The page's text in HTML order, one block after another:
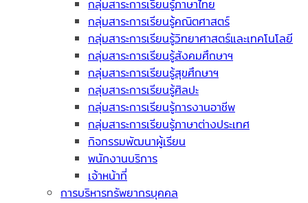
กลุ่มสาระการเรียนรู้ภาษาไทย
กลุ่มสาระการเรียนรู้คณิตศาสตร์
กลุ่มสาระการเรียนรู้วิทยาศาสตร์และเทคโนโลยี
กลุ่มสาระการเรียนรู้สังคมศึกษาฯ
กลุ่มสาระการเรียนรู้สุขศึกษาฯ
กลุ่มสาระการเรียนรู้ศิลปะ
กลุ่มสาระการเรียนรู้การงานอาชีพ
กลุ่มสาระการเรียนรู้ภาษาต่างประเทศ
กิจกรรมพัฒนาผู้เรียน
พนักงานบริการ
เจ้าหน้าที่
การบริหารทรัพยากรบุคคล